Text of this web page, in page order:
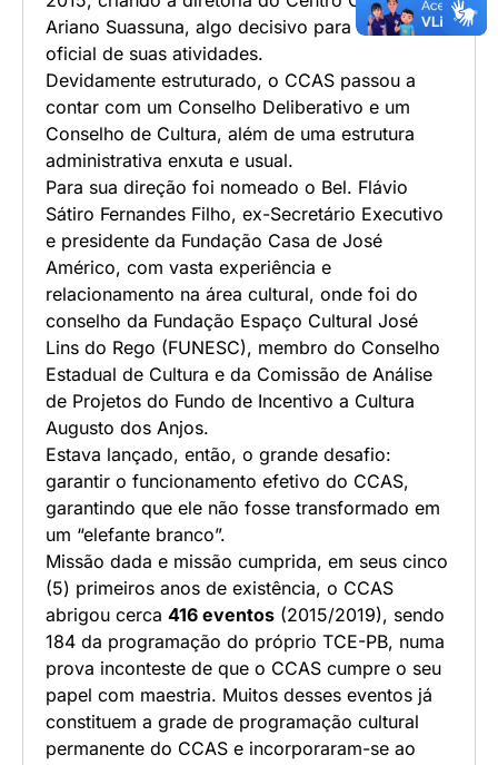
Ariano Suassuna, algo decisivo para o inicio
oficial de suas atividades.
Devidamente estruturado, o CCAS passou a
contar com um Conselho Deliberativo e um
Conselho de Cultura, além de uma estrutura
administrativa enxuta e usual.
Para sua direção foi nomeado o Bel. Flávio
Sátiro Fernandes Filho, ex-Secretário Executivo
e presidente da Fundação Casa de José
Américo, com vasta experiência e
relacionamento na área cultural, onde foi do
conselho da Fundação Espaço Cultural José
Lins do Rego (FUNESC), membro do Conselho
Estadual de Cultura e da Comissão de Análise
de Projetos do Fundo de Incentivo a Cultura
Augusto dos Anjos.
Estava lançado, então, o grande desafio:
garantir o funcionamento efetivo do CCAS,
garantindo que ele não fosse transformado em
um “elefante branco”.
Missão dada e missão cumprida, em seus cinco
(5) primeiros anos de existência, o CCAS
abrigou cerca 416 eventos (2015/2019), sendo
184 da programação do próprio TCE-PB, numa
prova inconteste de que o CCAS cumpre o seu
papel com maestria. Muitos desses eventos já
constituem a grade de programação cultural
permanente do CCAS e incorporaram-se ao